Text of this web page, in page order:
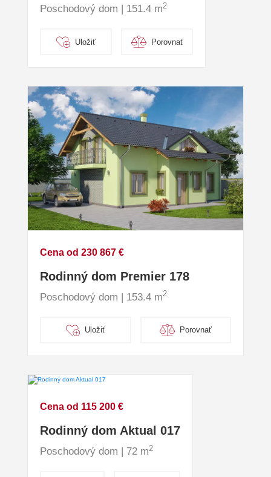
Poschodový dom | 151.4 m2
Uložiť Porovnať
Cena od 230 867 €
Rodinný dom Premier 178
Poschodový dom | 153.4 m2
Uložiť Porovnať
Cena od 115 200 €
Rodinný dom Aktual 017
Poschodový dom | 72 m2